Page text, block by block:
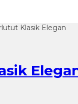
Klasik Elegan